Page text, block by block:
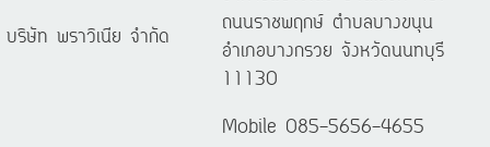
บริษัท พราวิเนีย จำกัด
ถนนราชพฤกษ์ ตำบลบางขนุน
อำเภอบางกรวย จังหวัดนนทบุรี
11130
Mobile 085-5656-4655